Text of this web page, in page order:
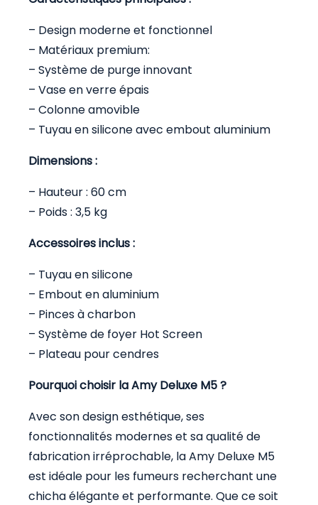
– Design moderne et fonctionnel
– Matériaux premium:
– Système de purge innovant
– Vase en verre épais
– Colonne amovible
– Tuyau en silicone avec embout aluminium
Dimensions :
– Hauteur : 60 cm
– Poids : 3,5 kg
Accessoires inclus :
– Tuyau en silicone
– Embout en aluminium
– Pinces à charbon
– Système de foyer Hot Screen
– Plateau pour cendres
Pourquoi choisir la Amy Deluxe M5 ?
Avec son design esthétique, ses
fonctionnalités modernes et sa qualité de
fabrication irréprochable, la Amy Deluxe M5
est idéale pour les fumeurs recherchant une
chichaélégante et performante. Que ce soit